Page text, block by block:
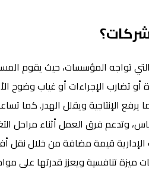
تواجه المؤسسات، حيث يقوم
أو تضارب الإجراءات أو غياب
يرفع الإنتاجية ويقلل الهدر. كما
وتدعم فرق العمل أثناء مراحل
قيمة مضافة من خلال نقل
تنافسية ويعزز قدرتها على